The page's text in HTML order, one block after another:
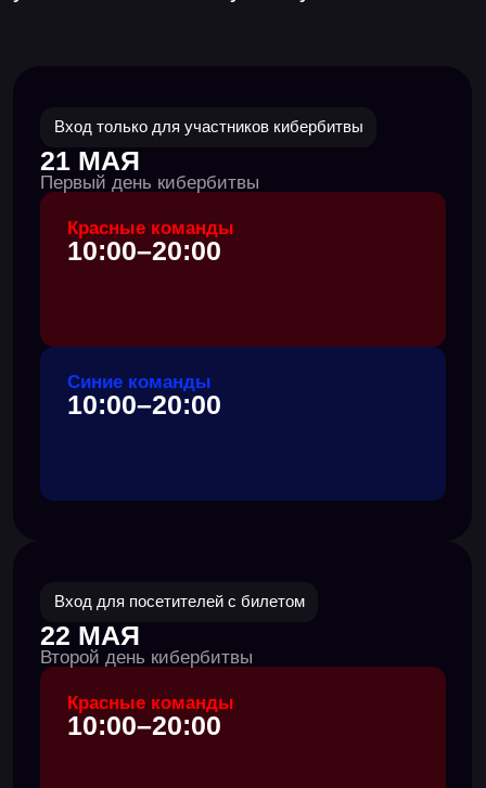
и инфраструктур из реальной жизни.
Отбор длякрасных
командзавершен